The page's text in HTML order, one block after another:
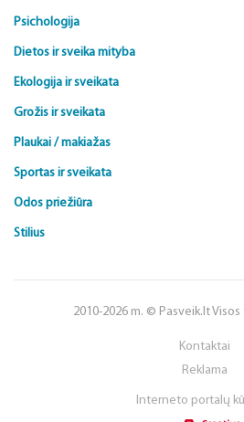
Psichologija
Dietos ir sveika mityba
Ekologija ir sveikata
Grožis ir sveikata
Plaukai / makiažas
Sportas ir sveikata
Odos priežiūra
Stilius
2010-2026 m. © Pasveik.lt
Kontaktai
Reklama
Interneto portalų